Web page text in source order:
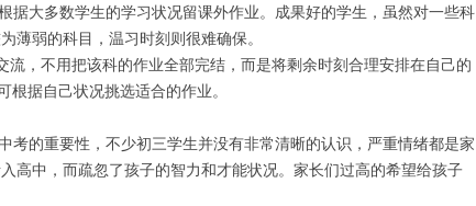
大多数学生的学习状况留课外作业。成果好的学生，虽然对一些科
薄弱的科目，温习时刻则很难确保。
，不用把该科的作业全部完结，而是将剩余时刻合理安排在自己的
据自己状况挑选适合的作业。
的重要性，不少初三学生并没有非常清晰的认识，严重情绪都是家
高中，而疏忽了孩子的智力和才能状况。家长们过高的希望给孩子